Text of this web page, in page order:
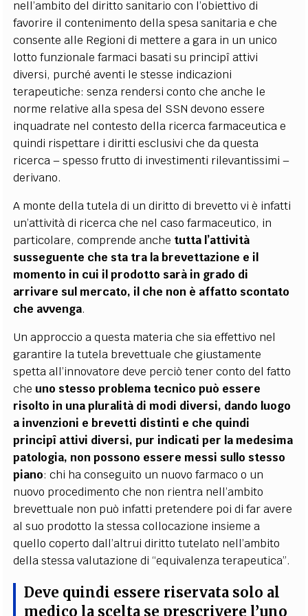
nell’ambito del diritto sanitario con l’obiettivo di
favorire il contenimento della spesa sanitaria e che
consente alle Regioni di mettere a gara in un unico
lotto funzionale farmaci basati su principî attivi
diversi, purché aventi le stesse indicazioni
terapeutiche: senza rendersi conto che anche le
norme relative alla spesa del SSN devono essere
inquadrate nel contesto della ricerca farmaceutica e
quindi rispettare i diritti esclusivi che da questa
ricerca – spesso frutto di investimenti rilevantissimi –
derivano.
A monte della tutela di un diritto di brevetto vi è infatti
un’attività di ricerca che nel caso farmaceutico, in
particolare, comprende anche tutta l’attività
susseguente che sta tra la brevettazione e il
momento in cui il prodotto sarà in grado di
arrivare sul mercato, il che non è affatto scontato
che avvenga.
Un approccio a questa materia che sia effettivo nel
garantire la tutela brevettuale che giustamente
spetta all’innovatore deve perciò tener conto del fatto
che uno stesso problema tecnico può essere
risolto in una pluralità di modi diversi, dando luogo
a invenzioni e brevetti distinti e che quindi
principî attivi diversi, pur indicati per la medesima
patologia, non possono essere messi sullo stesso
piano: chi ha conseguito un nuovo farmaco o un
nuovo procedimento che non rientra nell’ambito
brevettuale non può infatti pretendere poi di far avere
al suo prodotto la stessa collocazione insieme a
quello coperto dall’altrui diritto tutelato nell’ambito
della stessa valutazione di “equivalenza terapeutica”.
Deve quindi essere riservata solo al
medico la scelta se prescrivere l’uno